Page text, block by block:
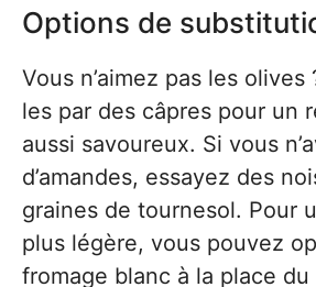
Options de
Vous n’aimez pas les olives
les par des câpres pour un
aussi savoureux. Si vous
d’amandes, essayez des
graines de tournesol. Pour
plus légère, vous pouvez
fromage blanc à la place du